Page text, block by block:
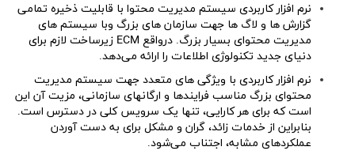
نرم افزار کاربردی سیستم مدیریت محتوا با قابلیت ذخیره تمامی
گزارش ها و لاگ ها جهت سازمان های بزرگ وبا سیستم های
مدیریت محتوای بسیار بزرگ. درواقع ECM زیرساخت لازم برای
دنیای جدید تکنولوژی اطلاعات را ارائه می‌دهد.
نرم افزار کاربردی با ویژگی های متعدد جهت سیستم مدیریت
محتوای بزرگ مناسب فرایندها و ارگانهای سازمانی، مزیت آن این
است که برای هر کارایی، تنها یک سرویس کلی در دسترس است.
بنابراین از خدمات زائد، گران و مشکل برای به دست آوردن
عملکردهای مشابه، اجتناب می‌شود.